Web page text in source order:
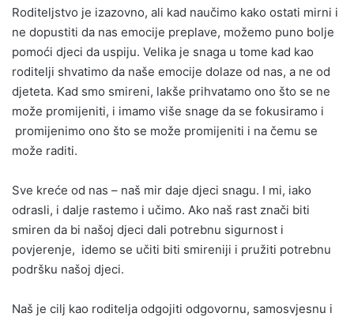
Roditeljstvo je izazovno, ali kad naučimo kako ostati mirni i
ne dopustiti da nas emocije preplave, možemo puno bolje
pomoći djeci da uspiju. Velika je snaga u tome kad kao
roditelji shvatimo da naše emocije dolaze od nas, a ne od
djeteta. Kad smo smireni, lakše prihvatamo ono što se ne
može promijeniti, i imamo više snage da se fokusiramo i
promijenimo ono što se može promijeniti i na čemu se
može raditi.
Sve kreće od nas – naš mir daje djeci snagu. I mi, iako
odrasli, i dalje rastemo i učimo. Ako naš rast znači biti
smiren da bi našoj djeci dali potrebnu sigurnost i
povjerenje, idemo se učiti biti smireniji i pružiti potrebnu
podršku našoj djeci.
Naš je cilj kao roditelja odgojiti odgovornu, samosvjesnu i